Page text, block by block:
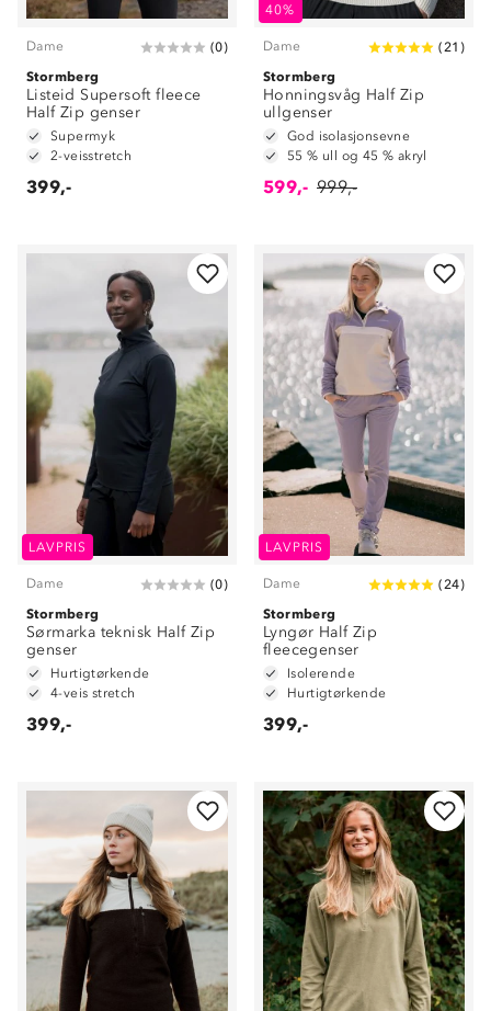
Dame (0)
Stormberg
Listeid Supersoft fleece
Half Zip genser
Supermyk
2-veisstretch
399,-
40%
Dame (21 )
Stormberg
Honningsvåg Half Zip
ullgenser
God isolasjonsevne
55 % ull og 45 % akryl
599,- 999,-
LAVPRIS
Dame (0)
Stormberg
Sørmarka teknisk Half Zip
genser
Hurtigtørkende
4-veis stretch
399,-
LAVPRIS
Dame (24)
Stormberg
Lyngør Half Zip
fleecegenser
Isolerende
Hurtigtørkende
399,-